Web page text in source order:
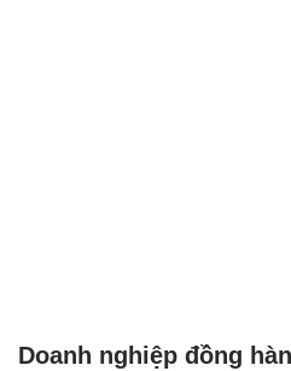
Doanh nghiệp đồng